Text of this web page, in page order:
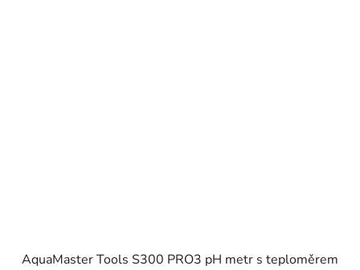
AquaMaster Tools S300 PRO3 pH metr s teploměrem